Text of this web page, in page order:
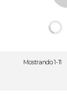
Mostrando 1-11